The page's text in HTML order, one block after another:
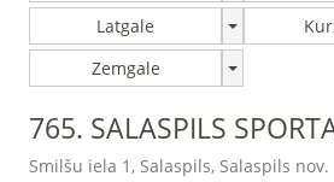
Latgale
Zemgale
765. SALASPILS
Smilšu iela 1, Salaspils, Salaspils nov.